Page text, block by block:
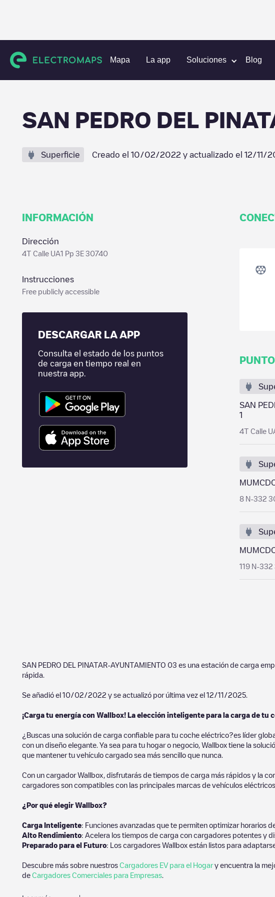
Mapa La app Soluciones Blog
Estaciones de carga España Murcia Los Sáez SAN PEDRO DEL
SAN PEDRO DEL
Superficie Creado el 10/02/2022 y actualizado el 12/11/
INFORMACIÓN
Dirección
4T Calle UA1 Pp 3E 30740
Instrucciones
Free publicly accessible
DESCARGAR LA APP
Consulta el estado de los puntos
de carga en tiempo real en
nuestra app.
SAN
1
4T Calle
8 N-332
119 N-
SAN PEDRO DEL PINATAR-AYUNTAMIENTO 03 es una estación de carga
rápida.
Se añadió el 10/02/2022 y se actualizó por última vez el 12/11/2025
¡Carga tu energía con Wallbox! La elección inteligente para la carga de tu
¿Buscas una solución de carga confiable para tu coche eléctrico?es líder
con un diseño elegante. Ya sea para tu hogar o negocio, Wallbox tiene la
que mantener tu vehículo cargado sea más sencillo que nunca.
Con un cargador Wallbox, disfrutarás de tiempos de carga más rápidos y la
cargadores son compatibles con las principales marcas de vehículos
¿Por qué elegir Wallbox?
Carga Inteligente: Funciones avanzadas que te permiten optimizar horarios
Alto Rendimiento: Acelera los tiempos de carga con cargadores potentes y
Preparado para el Futuro: Los cargadores Wallbox están listos para
Descubre más sobre nuestros Cargadores EV para el Hogary encuentra la
de Cargadores Comerciales para Empresas